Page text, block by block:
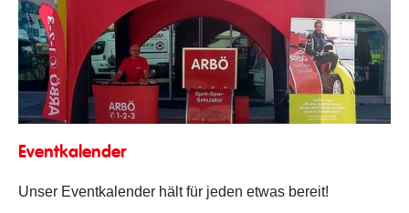
Eventkalender
Unser Eventkalender hält für jeden etwas bereit!